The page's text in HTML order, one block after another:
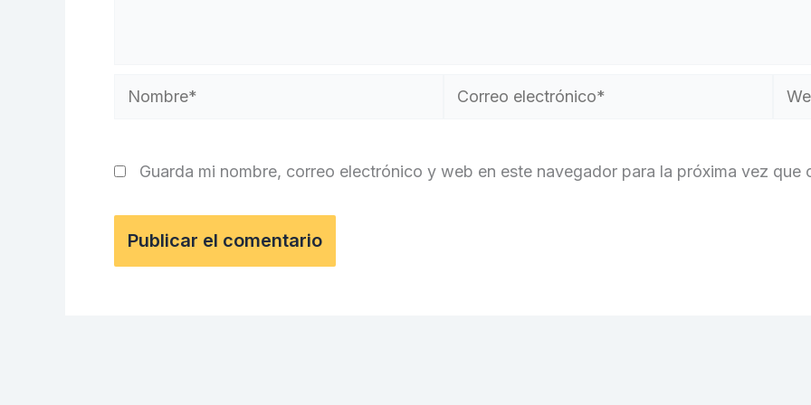
Nombre*
Correo
Web
Guarda mi nombre, correo electrónico y web en este navegador para la próxima vez que